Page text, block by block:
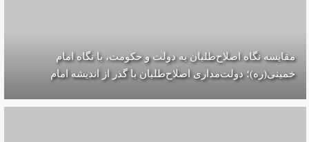
مقایسه‌ نگاه اصلاح‌طلبان به دولت و حکومت، با نگاه امام
خمینی(ره)؛ دولت‌مداری اصلاح‌طلبان با گذر از اندیشه امام